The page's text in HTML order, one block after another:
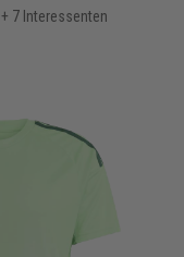
+ 7 Interessenten